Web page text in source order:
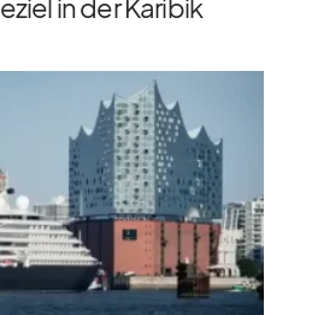
in der Karibik